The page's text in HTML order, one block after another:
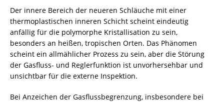
Der innere Bereich der neueren Schläuche mit einer
thermoplastischen inneren Schicht scheint eindeutig
anfällig für die polymorphe Kristallisation zu sein,
besonders an heißen, tropischen Orten. Das Phänomen
scheint ein allmählicher Prozess zu sein, aber die Störung
der Gasfluss- und Reglerfunktion ist unvorhersehbar und
unsichtbar für die externe Inspektion.
Bei Anzeichen der Gasflussbegrenzung, insbesondere bei